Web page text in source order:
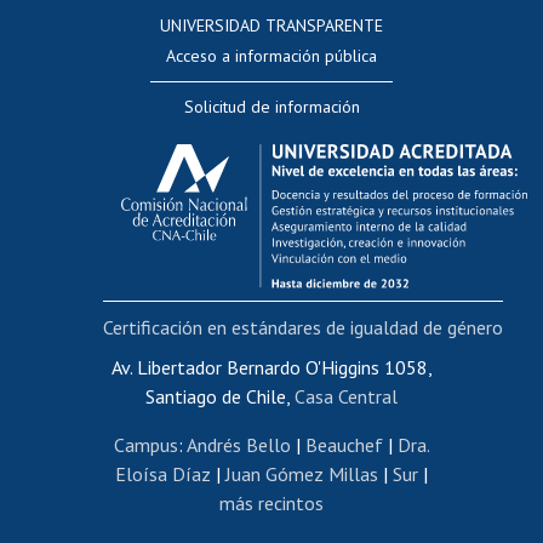
Evaluación docente
Calificación académica
Postulación al AUCAI
Funcionarias/os
Cursos internos de capacitación
Bienestar del personal
Portal de movilidad interna
Certificado de renta
Certificado de renta honorarios
Editar páginas blancas
Extranjeras/os
UNIVERSIDAD TRANSPARENTE
Acceso a información pública
Solicitud de información
Av. Libertador Bernardo O'Higgins 1058,
Santiago de Chile, Casa Central
Campus: Andrés Bello | Beauchef| Dra.
Eloísa Díaz | Juan Gómez Millas | Sur |
más recintos
Certificación en estándares de igualdad de género